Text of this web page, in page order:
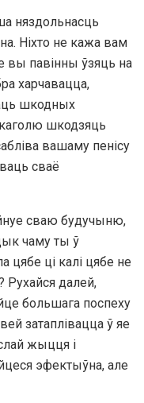
няздольнасць
Ніхто не кажа вам
вы павінны ўзяць на
харчавацца,
шкодных
шкодзяць
вашаму пенісу
сваё
сваю будучыню,
чаму ты ў
цябе ці калі цябе не
Рухайся далей,
большага поспеху
затаплівацца ў яе
жыцця і
эфектыўна, але